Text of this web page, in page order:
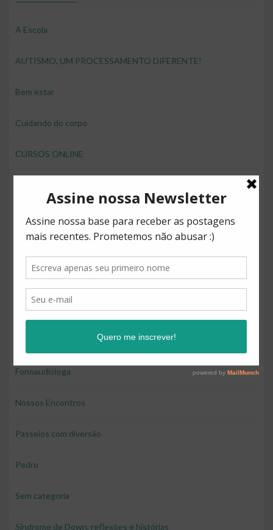
A Escola
AUTISMO, UM PROCESSAMENTO DIFERENTE!
Bem estar
Cuidando do corpo
CURSOS ONLINE
Direitos
Educação
Educação e diversão
Educação financeira para crianças
Fonoaudióloga
Nossos Encontros
Passeios com diversão
Pedro
Sem categoria
Síndrome de Down, reflexões e histórias